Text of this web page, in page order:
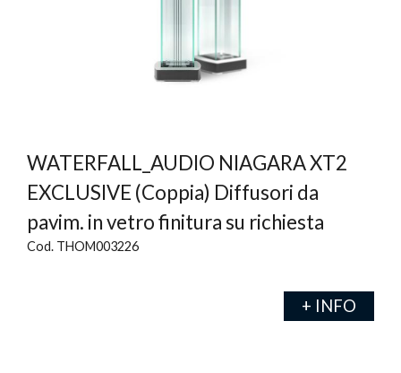
WATERFALL_AUDIO NIAGARA XT2
EXCLUSIVE (Coppia) Diffusori da
pavim. in vetro finitura su richiesta
Cod. THOM003226
+ INFO